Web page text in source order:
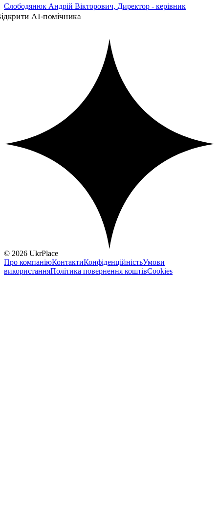
Слободянюк Андрій Вікторович, Директор - керівник
AI-помічника
© 2026 UkrPlace
Про компаніюКонтактиКонфіденційністьУмови
використанняПолітика повернення коштівCookies